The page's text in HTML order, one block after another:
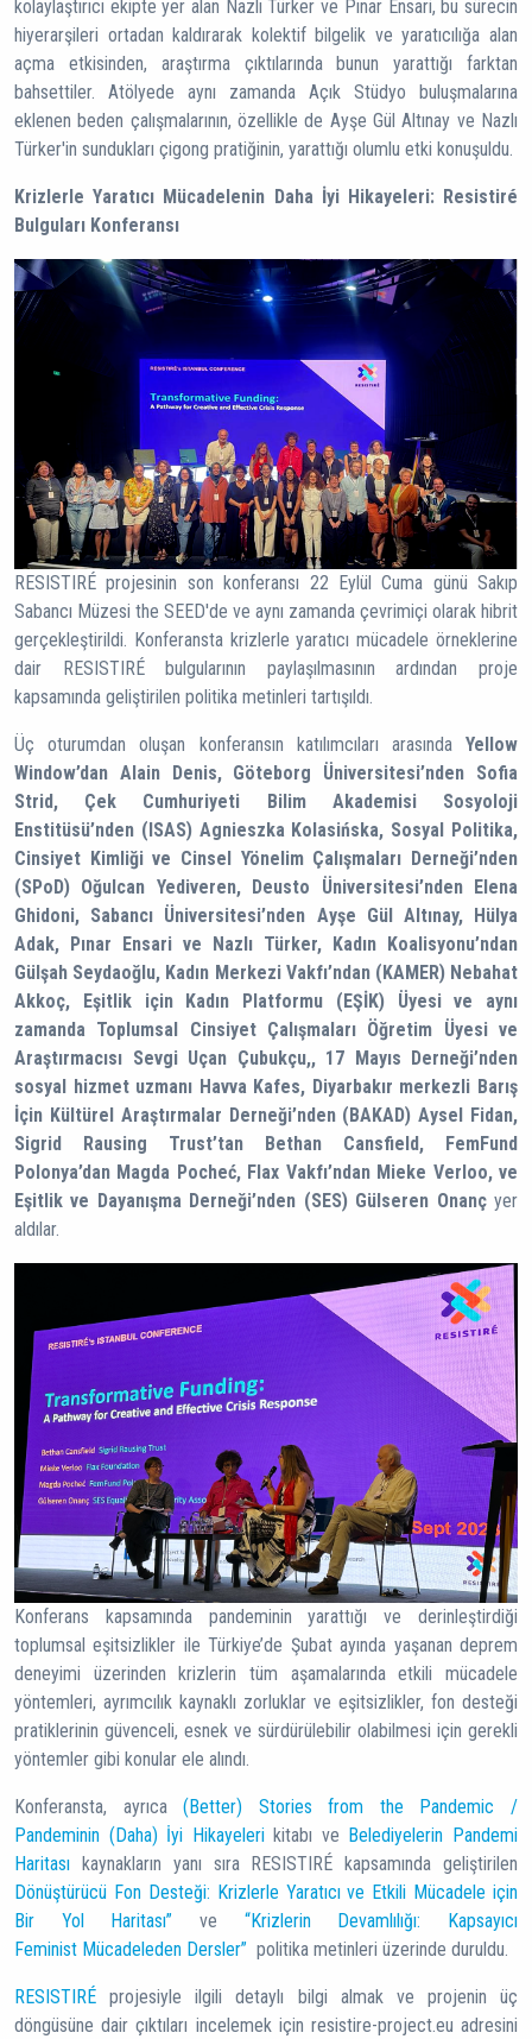
kolaylaştırıcı ekipte yer alan Nazlı Türker ve Pınar Ensari, bu sürecin
hiyerarşileri ortadan kaldırarak kolektif bilgelik ve yaratıcılığa alan
açma etkisinden, araştırma çıktılarında bunun yarattığı farktan
bahsettiler. Atölyede aynı zamanda Açık Stüdyo buluşmalarına
eklenen beden çalışmalarının, özellikle de Ayşe Gül Altınay ve Nazlı
Türker'in sundukları çigong pratiğinin, yarattığı olumlu etki konuşuldu.
Krizlerle Yaratıcı Mücadelenin Daha İyi Hikayeleri: Resistiré
Bulguları Konferansı
RESISTIRÉ projesinin son konferansı 22 Eylül Cuma günü Sakıp
Sabancı Müzesi the SEED'de ve aynı zamanda çevrimiçi olarak hibrit
gerçekleştirildi. Konferansta krizlerle yaratıcı mücadele örneklerine
dair RESISTIRÉ bulgularının paylaşılmasının ardından proje
kapsamında geliştirilen politika metinleri tartışıldı.
Üç oturumdan oluşan konferansın katılımcıları arasında Yellow
Window’dan Alain Denis, Göteborg Üniversitesi’nden Sofia
Strid, Çek Cumhuriyeti Bilim Akademisi Sosyoloji
Enstitüsü’nden (ISAS) Agnieszka Kolasińska, Sosyal Politika,
Cinsiyet Kimliği ve Cinsel Yönelim Çalışmaları Derneği’nden
(SPoD) Oğulcan Yediveren, Deusto Üniversitesi’nden Elena
Ghidoni, Sabancı Üniversitesi’nden Ayşe Gül Altınay, Hülya
Adak, Pınar Ensari ve Nazlı Türker, Kadın Koalisyonu’ndan
Gülşah Seydaoğlu, Kadın Merkezi Vakfı’ndan (KAMER) Nebahat
Akkoç, Eşitlik için Kadın Platformu (EŞİK) Üyesi ve aynı
zamanda Toplumsal Cinsiyet Çalışmaları Öğretim Üyesi ve
Araştırmacısı Sevgi Uçan Çubukçu,, 17 Mayıs Derneği’nden
sosyal hizmet uzmanı Havva Kafes, Diyarbakır merkezli Barış
İçin Kültürel Araştırmalar Derneği’nden (BAKAD) Aysel Fidan,
Sigrid Rausing Trust’tan Bethan Cansfield, FemFund
Polonya’dan Magda Pocheć, Flax Vakfı’ndan Mieke Verloo, ve
Eşitlik ve Dayanışma Derneği’nden (SES) Gülseren Onanç yer
aldılar.
Konferans kapsamında pandeminin yarattığı ve derinleştirdiği
toplumsal eşitsizlikler ile Türkiye’de Şubat ayında yaşanan deprem
deneyimi üzerinden krizlerin tüm aşamalarında etkili mücadele
yöntemleri, ayrımcılık kaynaklı zorluklar ve eşitsizlikler, fon desteği
pratiklerinin güvenceli, esnek ve sürdürülebilir olabilmesi için gerekli
yöntemler gibi konular ele alındı.
Konferansta, ayrıca(Better) Stories from the Pandemic /
Pandeminin (Daha) İyi Hikayelerikitabı ve Belediyelerin Pandemi
Haritası kaynakların yanı sıra RESISTIRÉ kapsamında geliştirilen
Dönüştürücü Fon Desteği: Krizlerle Yaratıcı ve Etkili Mücadele için
Bir Yol Haritası” ve “Krizlerin Devamlılığı: Kapsayıcı
Feminist Mücadeleden Dersler” politika metinleri üzerinde duruldu.
RESISTIRÉ projesiyle ilgili detaylı bilgi almak ve projenin üç
döngüsüne dair çıktıları incelemek için resistire-project.eu adresini